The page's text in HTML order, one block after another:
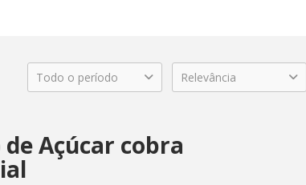
Todo o período Relevância
Açúcar cobra